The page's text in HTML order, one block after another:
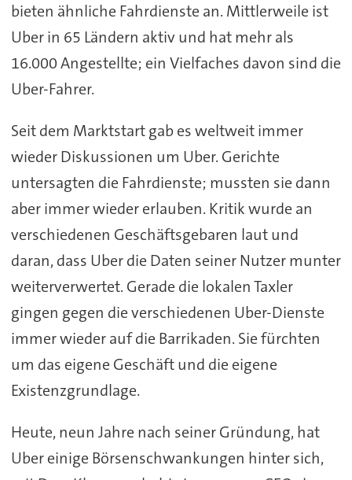
bieten ähnliche Fahrdienste an. Mittlerweile ist
Uber in 65 Ländern aktiv und hat mehr als
16.000 Angestellte; ein Vielfaches davon sind die
Uber-Fahrer.
Seit dem Marktstart gab es weltweit immer
wieder Diskussionen um Uber. Gerichte
untersagten die Fahrdienste; mussten sie dann
aber immer wieder erlauben. Kritik wurde an
verschiedenen Geschäftsgebaren laut und
daran, dass Uber die Daten seiner Nutzer munter
weiterverwertet. Gerade die lokalen Taxler
gingen gegen die verschiedenen Uber-Dienste
immer wieder auf die Barrikaden. Sie fürchten
um das eigene Geschäft und die eigene
Existenzgrundlage.
Heute, neun Jahre nach seiner Gründung, hat
Uber einige Börsenschwankungen hinter sich,